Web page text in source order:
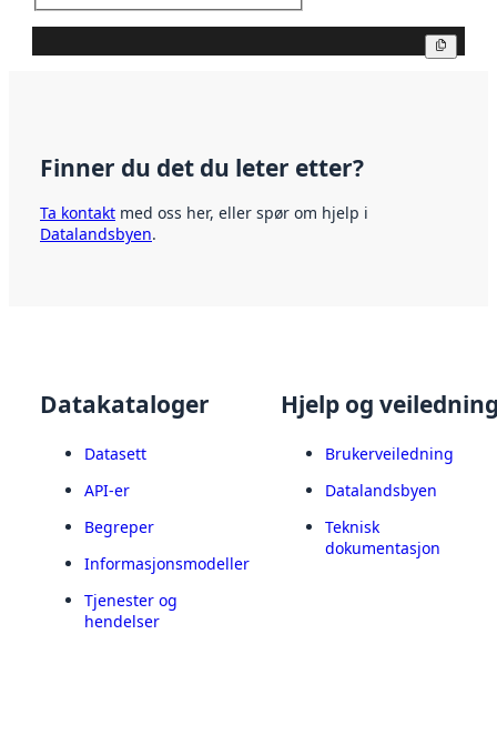
Finner du det du leter etter?
Ta kontakt med oss her, eller spør om hjelp i
Datalandsbyen.
Datakataloger
Datasett
API-er
Begreper
Informasjonsmodeller
Tjenester og
hendelser
Hjelp og
Brukerveiledning
Datalandsbyen
Teknisk
dokumentasjon